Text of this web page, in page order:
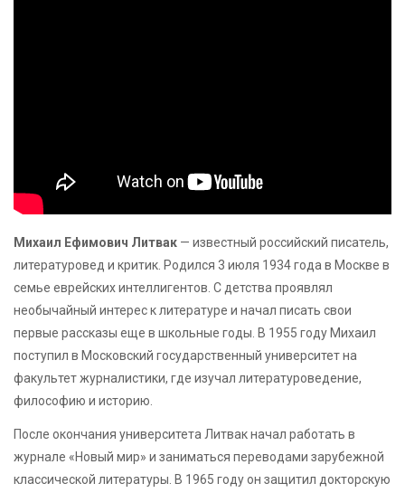
Михаил Ефимович Литвак — известный российский писатель,
литературовед и критик. Родился 3 июля 1934 года в Москве в
семье еврейских интеллигентов. С детства проявлял
необычайный интерес к литературе и начал писать свои
первые рассказы еще в школьные годы. В 1955 году Михаил
поступил в Московский государственный университет на
факультет журналистики, где изучал литературоведение,
философию и историю.
После окончания университета Литвак начал работать в
журнале «Новый мир» и заниматься переводами зарубежной
классической литературы. В 1965 году он защитил докторскую